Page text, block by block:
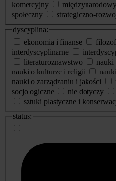
komercyjny
międzynarodowy
społeczny
strategiczno-
dyscyplina:
ekonomia i finanse
interdyscyplinarne
literaturoznawstwo
nauki
nauki o kulturze i religii
nauki o zarządzaniu i jakości
socjologiczne
nie dotyczy
sztuki plastyczne i
status: